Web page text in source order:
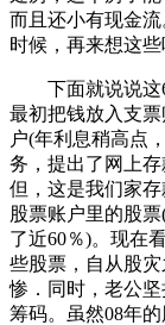
而且还小有现金
时候，再来想这些
下面就说说这6
最初把钱放入支
户(年利息稍高点
务，提出了网上存
但，这是我们家
股票账户里的股
了近60％)。现在
些股票，自从股
惨．同时，老公
筹码。虽然08年